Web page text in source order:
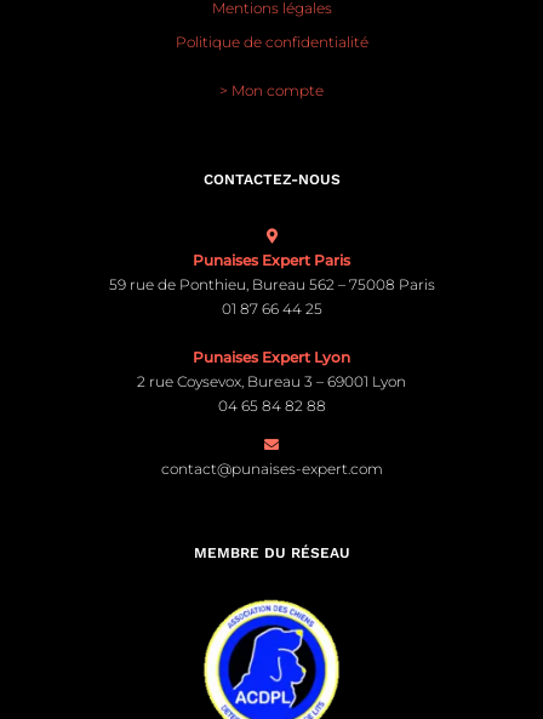
Mentions légales
Politique de confidentialité
> Mon compte
CONTACTEZ-NOUS
Punaises Expert Paris
59 rue de Ponthieu, Bureau 562 – 75008 Paris
01 87 66 44 25
Punaises Expert Lyon
2 rue Coysevox, Bureau 3 – 69001 Lyon
04 65 84 82 88
contact@punaises-expert.com
MEMBRE DU RÉSEAU